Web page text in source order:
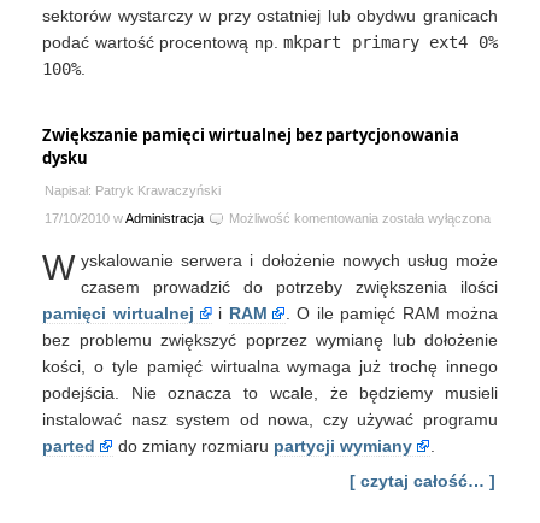
properly
aligned
sektorów wystarczy w przy ostatniej lub obydwu granicach
podać wartość procentową np.mkpart primary ext4 0%
100%
Zwiększanie pamięci wirtualnej bez partycjonowania
dysku
Napisał: Patryk Krawaczyński
17/10/2010 wAdministracja Możliwość komentowania Zwiększanie
wirtualnej
bez
partycjonowania
dysku
została wyłączona
W yskalowanie serwera i dołożenie nowych usług może
czasem prowadzić do potrzeby zwiększenia ilości
pamięci wirtualnej
i RAM
. O ile pamięć RAM można
bez problemu zwiększyć poprzez wymianę lub dołożenie
kości, o tyle pamięć wirtualna wymaga już trochę innego
podejścia. Nie oznacza to wcale, że będziemy musieli
instalować nasz system od nowa, czy używać programu
parted
do zmiany rozmiaru partycji wymiany
[ czytaj całość… ]